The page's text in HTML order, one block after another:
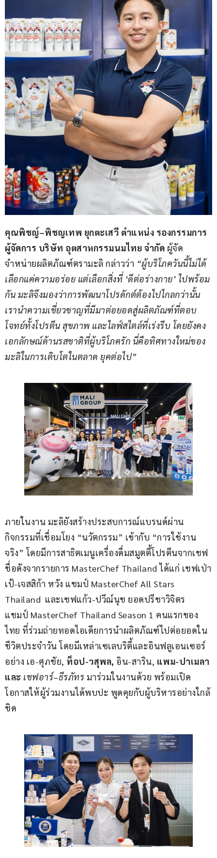
คุณพิชญ์–พิชญเทพ ยุกตะเสวี ตำแหน่ง รองกรรมการ
ผู้จัดการ บริษัท อุตสาหกรรมนมไทย จำกัด ผู้จัด
จำหน่ายผลิตภัณฑ์ตรามะลิ กล่าวว่า “ผู้บริโภควันนี้ไม่ได้
เลือกแค่ความอร่อย แต่เลือกสิ่งที่ ‘ดีต่อร่างกาย’ ไปพร้อม
กัน มะลิจึงมองว่าการพัฒนาโปรดักต์ต้องไปไกลกว่านั้น
เรานำความเชี่ยวชาญที่มีมาต่อยอดสู่ผลิตภัณฑ์ที่ตอบ
โจทย์ทั้งโปรตีน สุขภาพ และไลฟ์สไตล์ที่เร่งรีบ โดยยังคง
เอกลักษณ์ด้านรสชาติที่ผู้บริโภครัก นี่คือทิศทางใหม่ของ
มะลิในการเติบโตในตลาด ยุคต่อไป”
ภายในงาน มะลิยังสร้างประสบการณ์แบรนด์ผ่าน
กิจกรรมที่เชื่อมโยง “นวัตกรรม” เข้ากับ “การใช้งาน
จริง” โดยมีการสาธิตเมนูเครื่องดื่มสมูตตี้โปรตีนจากเชฟ
ชื่อดังจากรายการ MasterChef Thailand ได้แก่ เชฟเป่า
เป้-เจสสิก้า หวัง แชมป์ MasterChef All Stars
Thailand  และเชฟแก้ว-ปวีณ์นุช ยอดปรีชาวิจิตร
แชมป์ MasterChef Thailand Season 1 คนแรกของ
ไทย ที่ร่วมถ่ายทอดไอเดียการนำผลิตภัณฑ์ไปต่อยอดใน
ชีวิตประจำวัน โดยมีเหล่าเซเลบริตี้และอินฟลูเอนเซอร์
อย่าง เอ-ศุภชัย, ท็อป-วสุพล, อิน-สาริน, แพม-ปาเมลา
และ เชฟอาร์–ธีรภัทร มาร่วมในงานด้วย พร้อมเปิด
โอกาสให้ผู้ร่วมงานได้พบปะ พูดคุยกับผู้บริหารอย่างใกล้
ชิด